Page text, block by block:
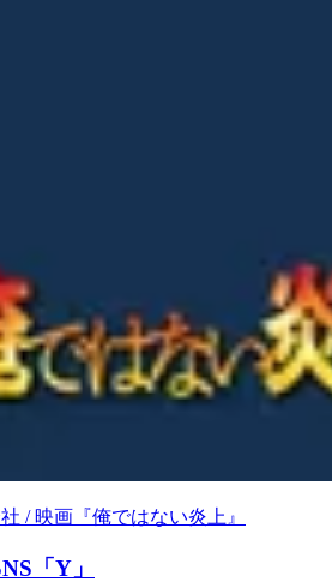
/ 映画『俺ではない炎上』
「Y」